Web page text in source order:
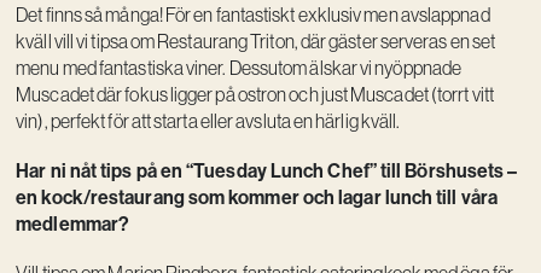
Det finns så många! För en fantastiskt exklusiv men avslappnad
kväll vill vi tipsa om Restaurang Triton, där gäster serveras en set
menu med fantastiska viner. Dessutom älskar vi nyöppnade
Muscadet där fokus ligger på ostron och just Muscadet (torrt vitt
vin), perfekt för att starta eller avsluta en härlig kväll.
Har ni nåt tips på en “Tuesday Lunch Chef” till Börshusets –
en kock/restaurang som kommer och lagar lunch till våra
medlemmar?